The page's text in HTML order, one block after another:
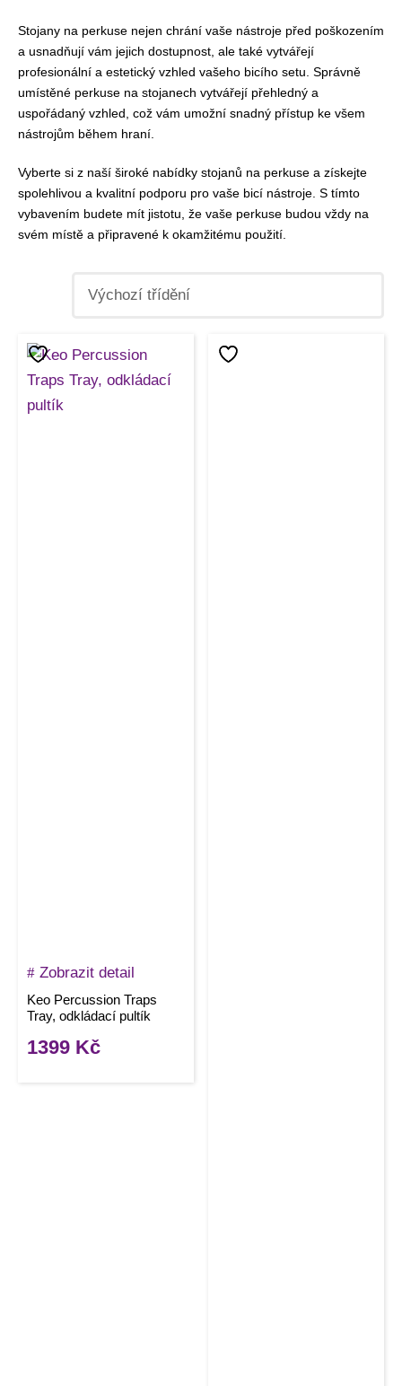
Stojany na perkuse nejen chrání vaše nástroje před poškozením
a usnadňují vám jejich dostupnost, ale také vytvářejí
profesionální a estetický vzhled vašeho bicího setu. Správně
umístěné perkuse na stojanech vytvářejí přehledný a
uspořádaný vzhled, což vám umožní snadný přístup ke všem
nástrojům během hraní.
Vyberte si z naší široké nabídky stojanů na perkuse a získejte
spolehlivou a kvalitní podporu pro vaše bicí nástroje. S tímto
vybavením budete mít jistotu, že vaše perkuse budou vždy na
svém místě a připravené k okamžitému použití.
Zobrazit detail
Keo Percussion Traps
Tray, odkládací pultík
1399 Kč